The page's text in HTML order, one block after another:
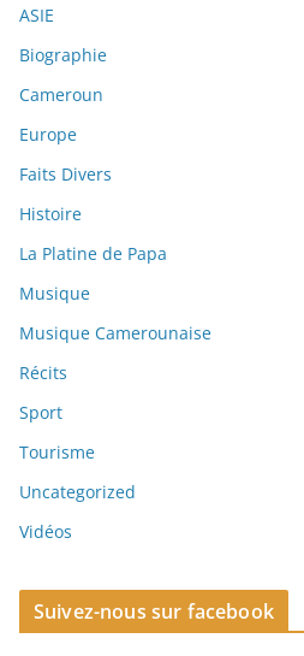
ASIE
Biographie
Cameroun
Europe
Faits Divers
Histoire
La Platine de Papa
Musique
Musique Camerounaise
Récits
Sport
Tourisme
Uncategorized
Vidéos
Suivez-nous sur facebook